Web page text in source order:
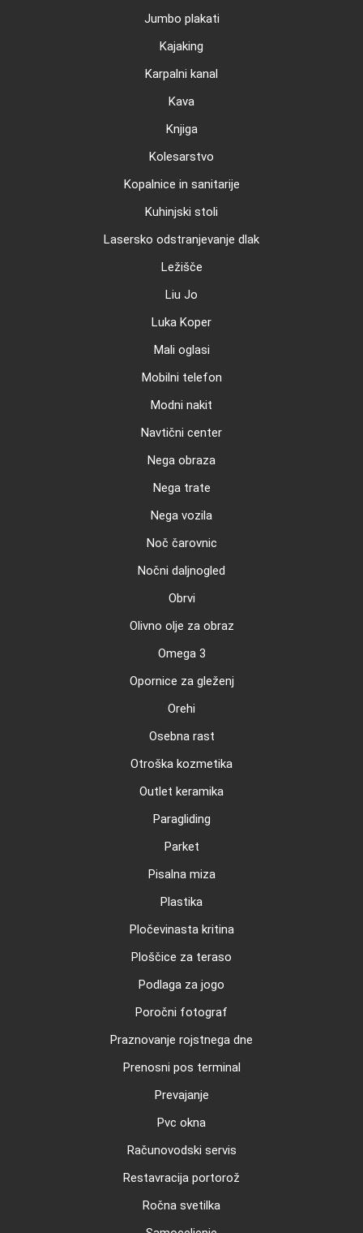
Jumbo plakati
Kajaking
Karpalni kanal
Kava
Knjiga
Kolesarstvo
Kopalnice in sanitarije
Kuhinjski stoli
Lasersko odstranjevanje dlak
Ležišče
Liu Jo
Luka Koper
Mali oglasi
Mobilni telefon
Modni nakit
Navtični center
Nega obraza
Nega trate
Nega vozila
Noč čarovnic
Nočni daljnogled
Obrvi
Olivno olje za obraz
Omega 3
Opornice za gleženj
Orehi
Osebna rast
Otroška kozmetika
Outlet keramika
Paragliding
Parket
Pisalna miza
Plastika
Pločevinasta kritina
Ploščice za teraso
Podlaga za jogo
Poročni fotograf
Praznovanje rojstnega dne
Prenosni pos terminal
Prevajanje
Pvc okna
Računovodski servis
Restavracija portorož
Ročna svetilka